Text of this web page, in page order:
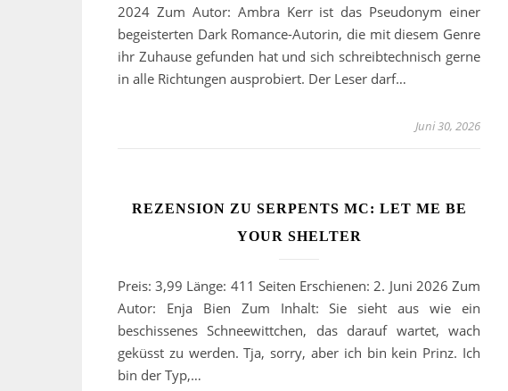
2024 Zum Autor: Ambra Kerr ist das Pseudonym einer
begeisterten Dark Romance-Autorin, die mit diesem Genre
ihr Zuhause gefunden hat und sich schreibtechnisch gerne
in alle Richtungen ausprobiert. Der Leser darf…
Juni 30, 2026
REZENSION ZU SERPENTS MC: LET ME BE
YOUR SHELTER
Preis: 3,99 Länge: 411 Seiten Erschienen: 2. Juni 2026 Zum
Autor: Enja Bien Zum Inhalt: Sie sieht aus wie ein
beschissenes Schneewittchen, das darauf wartet, wach
geküsst zu werden. Tja, sorry, aber ich bin kein Prinz. Ich
bin der Typ,…